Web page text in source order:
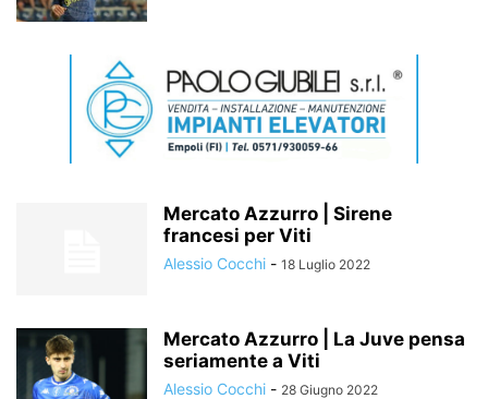
Mercato Azzurro | Sirene
francesi per Viti
Alessio Cocchi - 18 Luglio 2022
Mercato Azzurro | La Juve pensa
seriamente a Viti
Alessio Cocchi - 28 Giugno 2022